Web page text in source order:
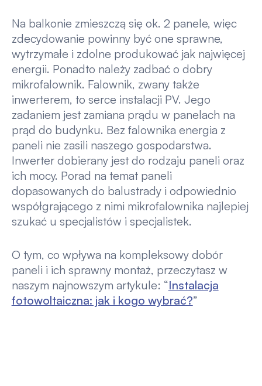
Na balkonie zmieszczą się ok. 2 panele, więc
zdecydowanie powinny być one sprawne,
wytrzymałe i zdolne produkować jak najwięcej
energii. Ponadto należy zadbać o dobry
mikrofalownik. Falownik, zwany także
inwerterem, to serce instalacji PV. Jego
zadaniem jest zamiana prądu w panelach na
prąd do budynku. Bez falownika energia z
paneli nie zasili naszego gospodarstwa.
Inwerter dobierany jest do rodzaju paneli oraz
ich mocy. Porad na temat paneli
dopasowanych do balustrady i odpowiednio
współgrającego z nimi mikrofalownika najlepiej
szukać u specjalistów i specjalistek.
O tym, co wpływa na kompleksowy dobór
paneli i ich sprawny montaż, przeczytasz w
naszym najnowszym artykule: “Instalacja
fotowoltaiczna: jak i kogo wybrać?”